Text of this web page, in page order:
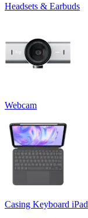
Headsets & Earbuds
Webcam
Casing Keyboard iPad